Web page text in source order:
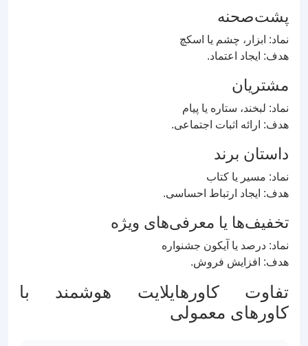
پشت‌صحنه
نماد: ابزار، چشم یا اسکچ
هدف: ایجاد اعتماد.
مشتریان
نماد: لبخند، ستاره یا پیام
هدف: ارائه اثبات اجتماعی.
داستان برند
نماد: مسیر یا کتاب
هدف: ایجاد ارتباط احساسی.
تخفیف‌ها یا معرفی‌های ویژه
نماد: درصد یا آیکون جشنواره
هدف: افزایش فروش.
تفاوت کاورهایلایت هوشمند با
کاورهای معمولی